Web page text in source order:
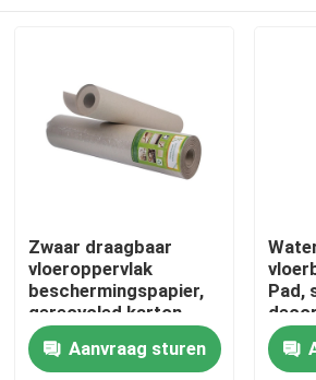
Huis
Producten
Ongeveer ons
Zwaar draagbaar
vloeroppervlak
beschermingspapier,
gerecycled karton
Aanvraag sturen
Pad,
papier